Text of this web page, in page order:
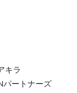
キラ
パートナーズ